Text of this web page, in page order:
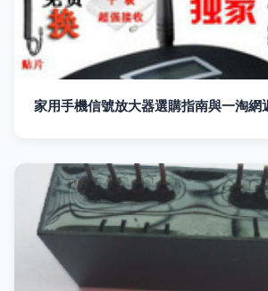
家用手機信號放大器選購指南與一淘網